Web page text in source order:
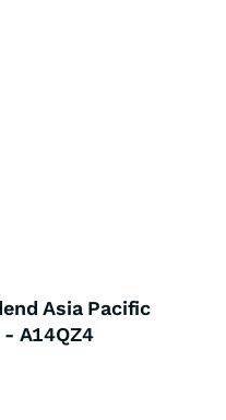
Asia Pacific
A14QZ4